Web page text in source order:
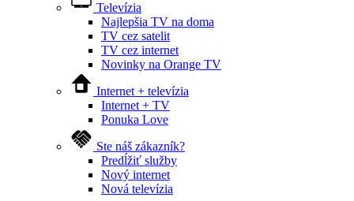
Televízia
Najlepšia TV na doma
TV cez satelit
TV cez internet
Novinky na Orange TV
Internet + televízia
Internet + TV
Ponuka Love
Ste náš zákazník?
Predĺžiť služby
Nový internet
Nová televízia